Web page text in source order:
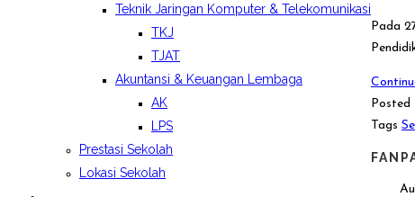
Teknik Jaringan Komputer & Telekomunikasi
TKJ
TJAT
Akuntansi & Keuangan Lembaga
AK
LPS
Prestasi Sekolah
Lokasi Sekolah
Pada
Posted
Tags